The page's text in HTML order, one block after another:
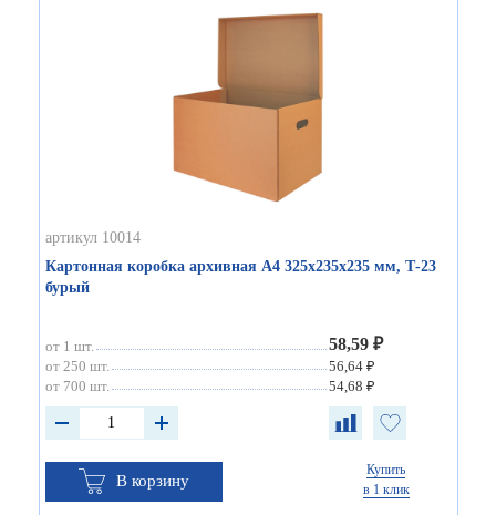
артикул 10014
Картонная коробка архивная А4 325х235х235 мм, Т-23
бурый
от 1 шт. 58,59 ₽
от 250 шт.
56,64 ₽
от 700 шт.
54,68 ₽
В корзину
Купить
в 1 клик